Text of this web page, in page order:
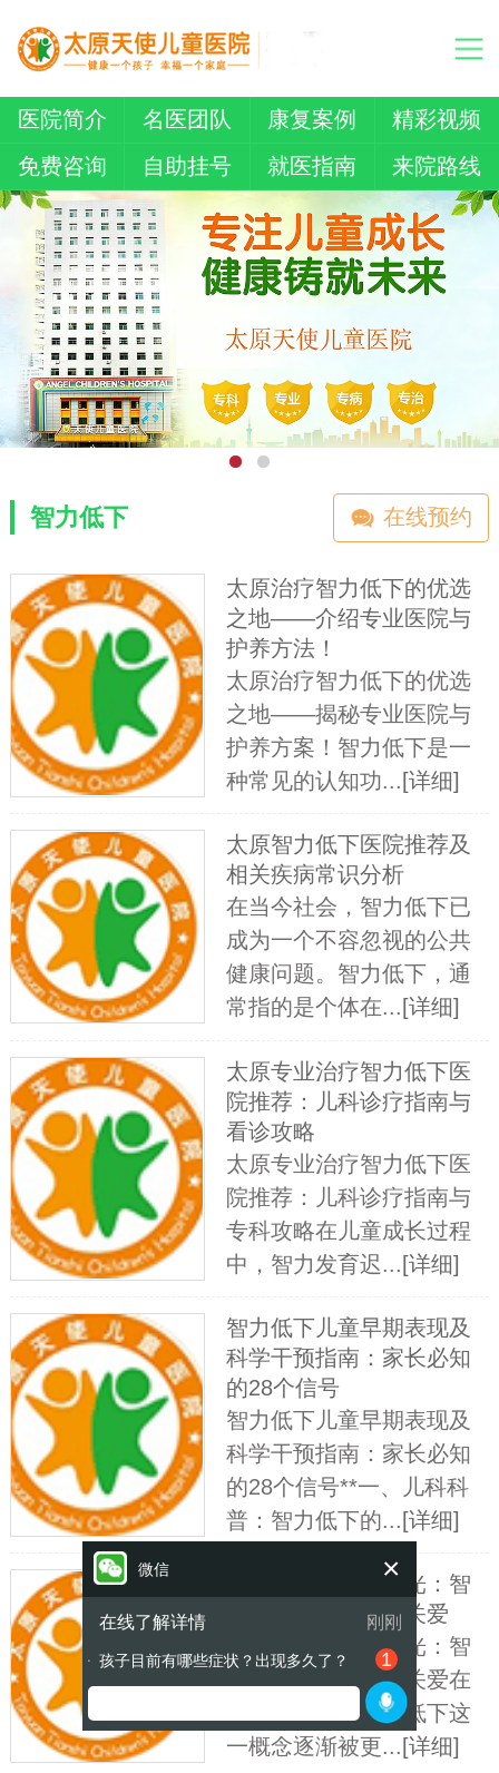
医院简介 名医团队 康复案例
精彩视频
免费咨询
自助挂号 就医指南 来院路线
智力低下 在线预约
太原治疗智力低下的优选
之地——介绍专业医院与
护养方法！
太原治疗智力低下的优选
之地——揭秘专业医院与
护养方案！智力低下是一
种常见的认知功... [详细]
太原智力低下医院推荐及
相关疾病常识分析
在当今社会，智力低下已
成为一个不容忽视的公共
健康问题。智力低下，通
常指的是个体在... [详细]
太原专业治疗智力低下医
院推荐：儿科诊疗指南与
看诊攻略
太原专业治疗智力低下医
院推荐：儿科诊疗指南与
专科攻略在儿童成长过程
中，智力发育迟...[详细]
智力低下儿童早期表现及
科学干预指南：家长必知
的28个信号
智力低下儿童早期表现及
科学干预指南：家长必知
的28个信号**一、儿科科
普：智力低下的... [详细]
探寻太原的希望之光：智
力低下科的防护与关爱
探寻太原的希望之光：智
力低下科的防护与关爱在
现代社会中，智力低下这
一概念逐渐被更... [详细]
微信 ×
在线了解详情 刚刚
● 孩子目前有哪些症状？出现多久了？ 1